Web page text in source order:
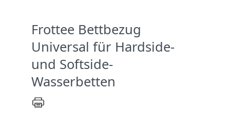
Frottee Bettbezug
Universal für Hardside-
und Softside-
Wasserbetten